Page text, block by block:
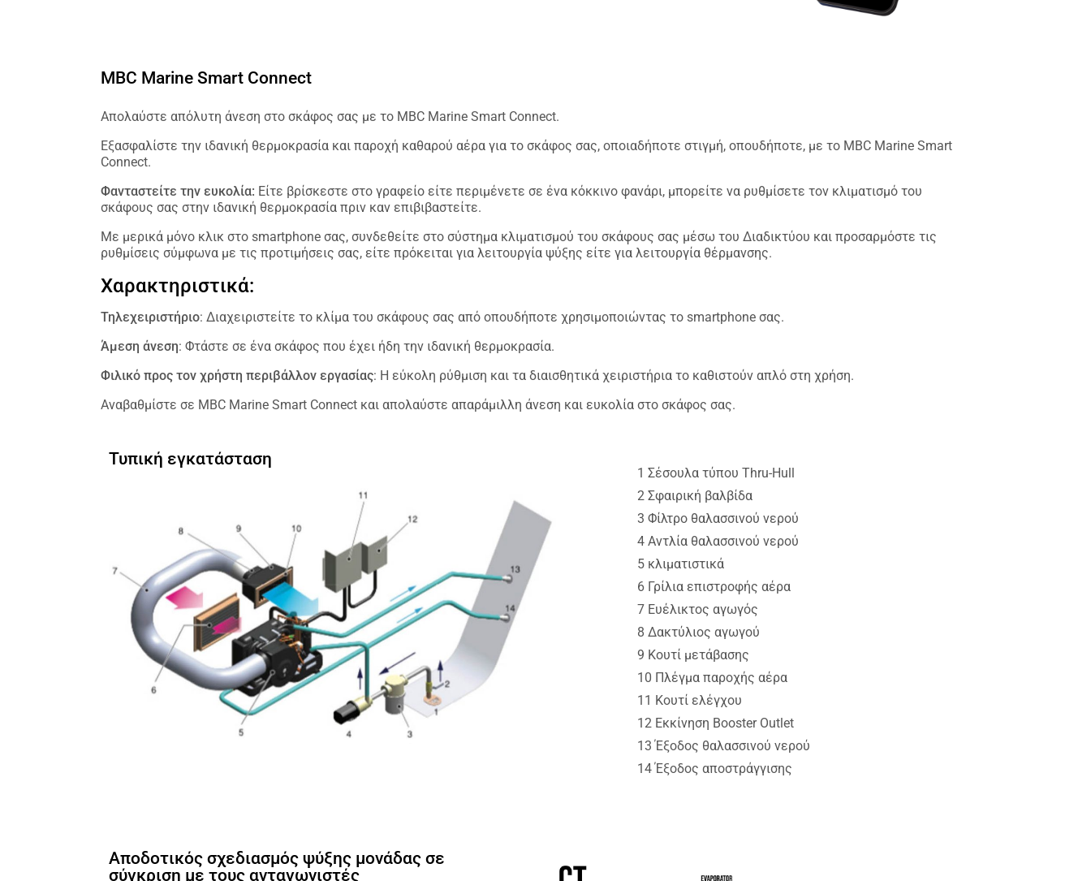
MBC Marine Smart Connect
Απολαύστε απόλυτη άνεση στο σκάφος σας με το MBC Marine Smart Connect.
Εξασφαλίστε την ιδανική θερμοκρασία και παροχή καθαρού αέρα για το σκάφος σας, οποιαδήποτε στιγμή, οπουδήποτε, με το MBC Marine Smart
Connect.
Φανταστείτε την ευκολία: Είτε βρίσκεστε στο γραφείο είτε περιμένετε σε ένα κόκκινο φανάρι, μπορείτε να ρυθμίσετε τον κλιματισμό του
σκάφους σας στην ιδανική θερμοκρασία πριν καν επιβιβαστείτε.
Με μερικά μόνο κλικ στο smartphone σας, συνδεθείτε στο σύστημα κλιματισμού του σκάφους σας μέσω του Διαδικτύου και προσαρμόστε τις
ρυθμίσεις σύμφωνα με τις προτιμήσεις σας, είτε πρόκειται για λειτουργία ψύξης είτε για λειτουργία θέρμανσης.
Χαρακτηριστικά:
Τηλεχειριστήριο: Διαχειριστείτε το κλίμα του σκάφους σας από οπουδήποτε χρησιμοποιώντας το smartphone σας.
Άμεση άνεση: Φτάστε σε ένα σκάφος που έχει ήδη την ιδανική θερμοκρασία.
Φιλικό προς τον χρήστη περιβάλλον εργασίας: Η εύκολη ρύθμιση και τα διαισθητικά χειριστήρια το καθιστούν απλό στη χρήση.
Αναβαθμίστε σε MBC Marine Smart Connect και απολαύστε απαράμιλλη άνεση και ευκολία στο σκάφος σας.
Τυπική εγκατάσταση
1 Σέσουλα τύπου Thru-Hull
2 Σφαιρική βαλβίδα
3 Φίλτρο θαλασσινού νερού
4 Αντλία θαλασσινού νερού
5 κλιματιστικά
6 Γρίλια επιστροφής αέρα
7 Ευέλικτος αγωγός
8 Δακτύλιος αγωγού
9 Κουτί μετάβασης
10 Πλέγμα παροχής αέρα
11 Κουτί ελέγχου
12 Εκκίνηση Booster Outlet
13 Έξοδος θαλασσινού νερού
14 Έξοδος αποστράγγισης
Αποδοτικός σχεδιασμός ψύξης μονάδας σε
σύγκριση με τους ανταγωνιστές